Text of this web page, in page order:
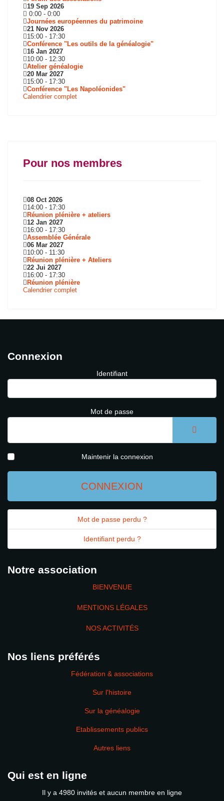
19 Sep 2026
0:00 - 0:00
Journées européennes du patrimoine
21 Nov 2026
15:00 - 17:30
Conférence "Les outils de la généalogie"
16 Jan 2027
10:00 - 12:30
Atelier généalogie
20 Mar 2027
15:00 - 17:30
Conférence "Les Napoléonides"
Calendrier complet
Pour nos membres
08 Oct 2026
14:00 - 17:30
Réunion plénière + ateliers
12 Jan 2027
16:00 - 17:30
Assemblée Générale
06 Mar 2027
10:00 - 11:30
Réunion plénière + Ateliers
22 Jui 2027
16:00 - 17:30
Réunion plénière
Calendrier complet
Connexion
Identifiant
Mot de passe
Maintenir la connexion
CONNEXION
Mot de passe perdu ?
Identifiant perdu ?
Notre association
BIENVENUE
MENTIONS LÉGALES
NOS ACTIVITÉS
Nos liens préférés
Fédération & associations
Sur l'histoire
Sur la généalogie
Etablissements publics
Autres liens
Qui est en ligne
Il y a 4980 invités et aucun membre en ligne